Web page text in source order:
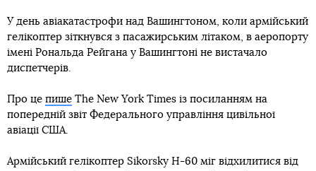
У день авіакатастрофи над Вашингтоном, коли армійський
гелікоптер зіткнувся з пасажирським літаком, в аеропорту
імені Рональда Рейгана у Вашингтоні не вистачало
диспетчерів.
Про це пише The New York Times із посиланням на
попередній звіт Федерального управління цивільної
авіації США.
Армійський гелікоптер Sikorsky H-60 міг відхилитися від